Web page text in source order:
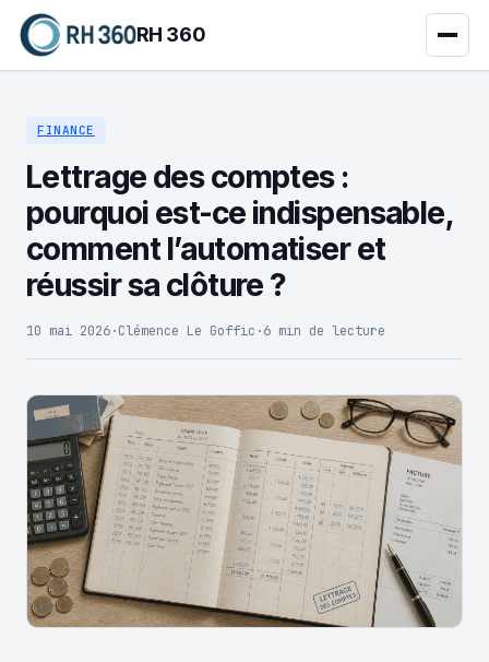
RH 360
FINANCE
Lettrage des comptes :
pourquoi est-ce indispensable,
comment l’automatiser et
réussir sa clôture ?
10 mai 2026·Clémence Le Goffic ·6 min de lecture